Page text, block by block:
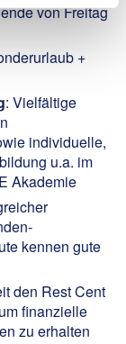
von Freitag
+
: Vielfältige
individuelle,
u.a. im
Akademie
kennen gute
den Rest Cent
finanzielle
zu erhalten